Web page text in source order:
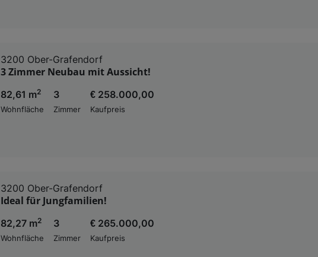
3200 Ober-Grafendorf
3 Zimmer Neubau mit Aussicht!
82,61 m2
Wohnfläche
3
Zimmer
€ 258.000,00
Kaufpreis
3200 Ober-Grafendorf
Ideal für Jungfamilien!
82,27 m2
Wohnfläche
3
Zimmer
€ 265.000,00
Kaufpreis